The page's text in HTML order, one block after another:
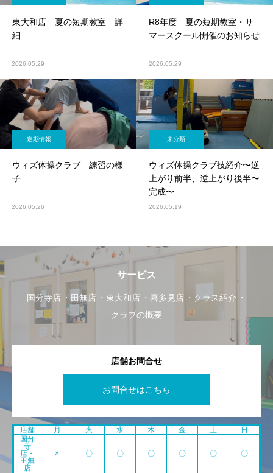
東大和店 夏の短期教室 詳
細
2026.05.29
R8年度 夏の短期教室・サ
マースクール開催のお知らせ
2026.05.29
定期情報
ウィズ体操クラブ 練習の様
子
2026.05.26
未分類
ウィズ体操クラブ技紹介〜逆
上がり前半、逆上がり後半〜
完成〜
2026.05.19
サービス
国分寺店 田無店 東大和店 喜多見店
クラス紹介
クラブの概要
店舗お問合せ
お問合せはこちら
店舗 月 火 水 木 金 土
日
国分
寺
店・
田無
店
× 〇 〇 〇 〇 〇 〇